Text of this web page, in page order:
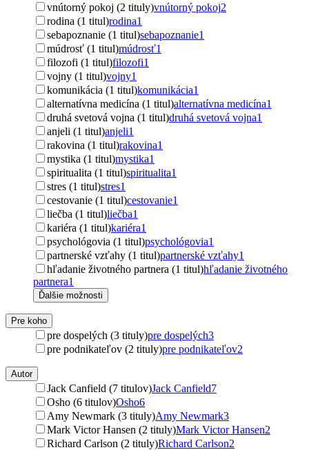
vnútorný pokoj (2 tituly)vnútorný pokoj2
rodina (1 titul)rodina1
sebapoznanie (1 titul)sebapoznanie1
múdrosť (1 titul)múdrosť1
filozofi (1 titul)filozofi1
vojny (1 titul)vojny1
komunikácia (1 titul)komunikácia1
alternatívna medicína (1 titul)alternatívna medicína1
druhá svetová vojna (1 titul)druhá svetová vojna1
anjeli (1 titul)anjeli1
rakovina (1 titul)rakovina1
mystika (1 titul)mystika1
spiritualita (1 titul)spiritualita1
stres (1 titul)stres1
cestovanie (1 titul)cestovanie1
liečba (1 titul)liečba1
kariéra (1 titul)kariéra1
psychológovia (1 titul)psychológovia1
partnerské vzťahy (1 titul)partnerské vzťahy1
hľadanie životného partnera (1 titul)hľadanie životného
partnera1
Ďalšie možnosti
Pre koho
pre dospelých (3 tituly)pre dospelých3
pre podnikateľov (2 tituly)pre podnikateľov2
Autor
Jack Canfield (7 titulov)Jack Canfield7
Osho (6 titulov)Osho6
Amy Newmark (3 tituly)Amy Newmark3
Mark Victor Hansen (2 tituly)Mark Victor Hansen2
Richard Carlson (2 tituly)Richard Carlson2